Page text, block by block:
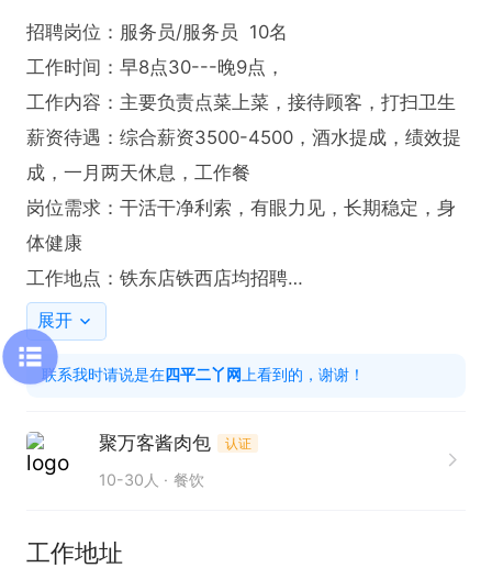
招聘岗位：服务员/服务员  10名
工作时间：早8点30---晚9点，
工作内容：主要负责点菜上菜，接待顾客，打扫卫生
薪资待遇：综合薪资3500-4500，酒水提成，绩效提
成，一月两天休息，工作餐
岗位需求：干活干净利索，有眼力见，长期稳定，身
体健康
工作地点：铁东店铁西店均招聘
早8:00--晚9:00之间可电话联系
有意请尽快电话联系我吧！！
联系我时，请说是在“四平二丫网”看的信息，谢谢
展开
联系我时请说是在四平二丫网上看到的，谢谢！
聚万客酱肉包 认证
10-30人 餐饮
工作地址